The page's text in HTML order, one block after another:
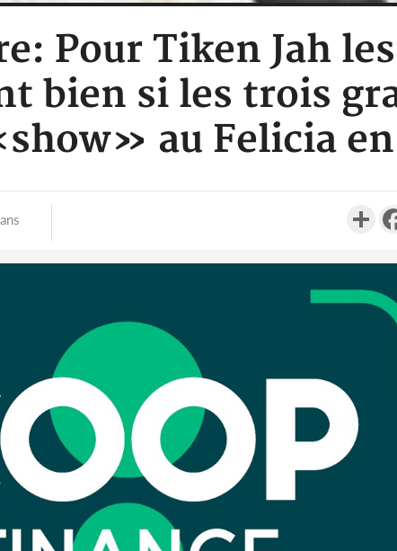
Pour Tiken Jah
bien si les trois
au Felicia